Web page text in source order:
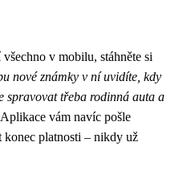
v mobilu, stáhněte si
nové známky v ní uvidíte, kdy
spravovat třeba rodinná auta a
vám navíc pošle
konec platnosti – nikdy už